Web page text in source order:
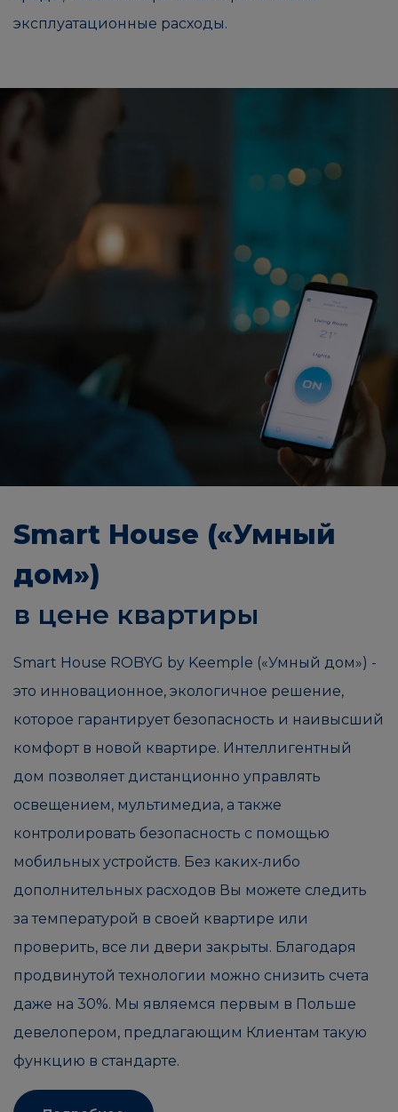
эксплуатационные расходы.
Smart House («Умный
дом»)
в цене квартиры
Smart House ROBYG by Keemple («Умный дом») -
это инновационное, экологичное решение,
которое гарантирует безопасность и наивысший
комфорт в новой квартире. Интеллигентный
дом позволяет дистанционно управлять
освещением, мультимедиа, а также
контролировать безопасность с помощью
мобильных устройств. Без каких-либо
дополнительных расходов Вы можете следить
за температурой в своей квартире или
проверить, все ли двери закрыты. Благодаря
продвинутой технологии можно снизить счета
даже на 30%. Мы являемся первым в Польше
девелопером, предлагающим Клиентам такую
функцию в стандарте.